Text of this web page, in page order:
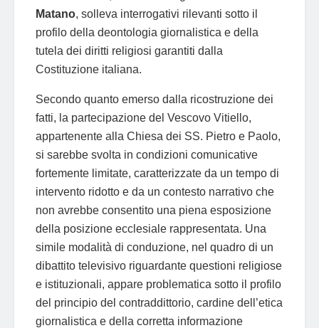
Matano, solleva interrogativi rilevanti sotto il
profilo della deontologia giornalistica e della
tutela dei diritti religiosi garantiti dalla
Costituzione italiana.
Secondo quanto emerso dalla ricostruzione dei
fatti, la partecipazione del Vescovo Vitiello,
appartenente alla Chiesa dei SS. Pietro e Paolo,
si sarebbe svolta in condizioni comunicative
fortemente limitate, caratterizzate da un tempo di
intervento ridotto e da un contesto narrativo che
non avrebbe consentito una piena esposizione
della posizione ecclesiale rappresentata. Una
simile modalità di conduzione, nel quadro di un
dibattito televisivo riguardante questioni religiose
e istituzionali, appare problematica sotto il profilo
del principio del contraddittorio, cardine dell’etica
giornalistica e della corretta informazione